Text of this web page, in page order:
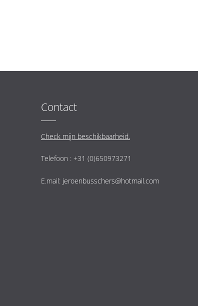
Contact
Check mijn beschikbaarheid.
Telefoon : +31 (0)650973271
E.mail: jeroenbusschers@hotmail.com